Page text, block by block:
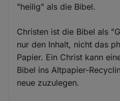
"heilig" als die Bibel.
Christen ist die Bibel als
nur den Inhalt, nicht das
Papier. Ein Christ kann
Bibel ins Altpapier-
neue zuzulegen.